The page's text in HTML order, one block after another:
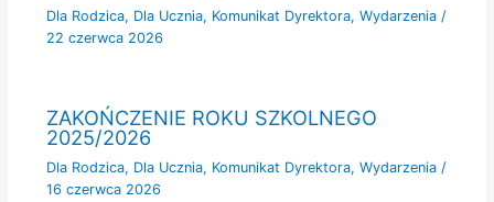
Dla Rodzica, Dla Ucznia, Komunikat Dyrektora, Wydarzenia/
22 czerwca 2026
ZAKOŃCZENIE ROKU SZKOLNEGO
2025/2026
Dla Rodzica, Dla Ucznia, Komunikat Dyrektora, Wydarzenia/
16 czerwca 2026